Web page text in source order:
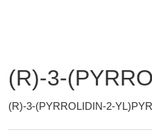
(R)-3-
(R)-3-(PYRROLIDIN-2-